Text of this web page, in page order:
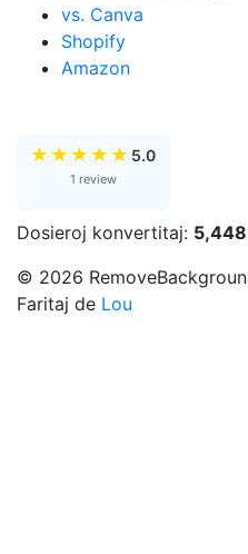
vs. Canva
Shopify
Amazon
★ ★ ★ ★ ★ 5.0
1 review
Dosieroj konvertitaj: 5,448
© 2026
Faritaj de Lou